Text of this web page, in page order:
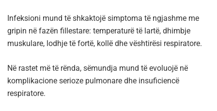
Infeksioni mund të shkaktojë simptoma të ngjashme me
gripin në fazën fillestare: temperaturë të lartë, dhimbje
muskulare, lodhje të fortë, kollë dhe vështirësi respiratore.
Në rastet më të rënda, sëmundja mund të evoluojë në
komplikacione serioze pulmonare dhe insuficiencë
respiratore.